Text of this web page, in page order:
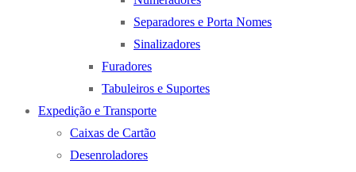
Separadores e Porta Nomes
Sinalizadores
Furadores
Tabuleiros e Suportes
Expedição e Transporte
Caixas de Cartão
Desenroladores